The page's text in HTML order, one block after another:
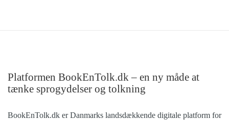
Platformen BookEnTolk.dk – en ny måde at
tænke sprogydelser og tolkning
BookEnTolk.dk er Danmarks landsdækkende digitale platform for